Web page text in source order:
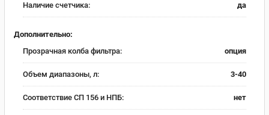
Наличие счетчика: да
Дополнительно:
Прозрачная колба фильтра:
опция
Объем диапазоны, л: 3-40
Соответствие СП 156 и НПБ: нет